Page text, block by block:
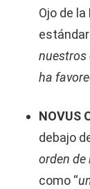
Ojo de
nuestros
ha
NOVUS
debajo
orden de
como “